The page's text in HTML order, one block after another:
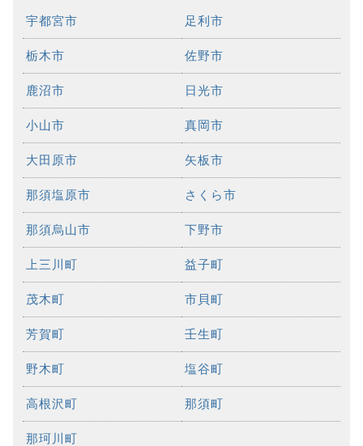
宇都宮市 足利市
栃木市 佐野市
鹿沼市 日光市
小山市 真岡市
大田原市 矢板市
那須塩原市 さくら市
那須烏山市 下野市
上三川町 益子町
茂木町 市貝町
芳賀町 壬生町
野木町 塩谷町
高根沢町 那須町
那珂川町